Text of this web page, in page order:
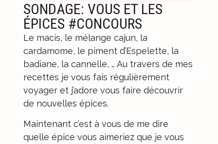
SONDAGE: VOUS ET LES
ÉPICES #CONCOURS
Le macis, le mélange cajun, la
cardamome, le piment d’Espelette, la
badiane, la cannelle, … Au travers de mes
recettes je vous fais régulièrement
voyager et j’adore vous faire découvrir
de nouvelles épices.
Maintenant c’est à vous de me dire
quelle épice vous aimeriez que je vous